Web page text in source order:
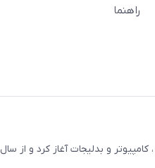
راهنما
لوازم جانبی موبایل ، کامپیوتر و بدلیجات آغاز کرد و از سال